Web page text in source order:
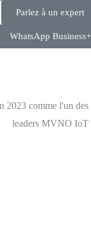
Parlez à un expert
WhatsApp Business+
2023 comme l'un
leaders MVNO IoT